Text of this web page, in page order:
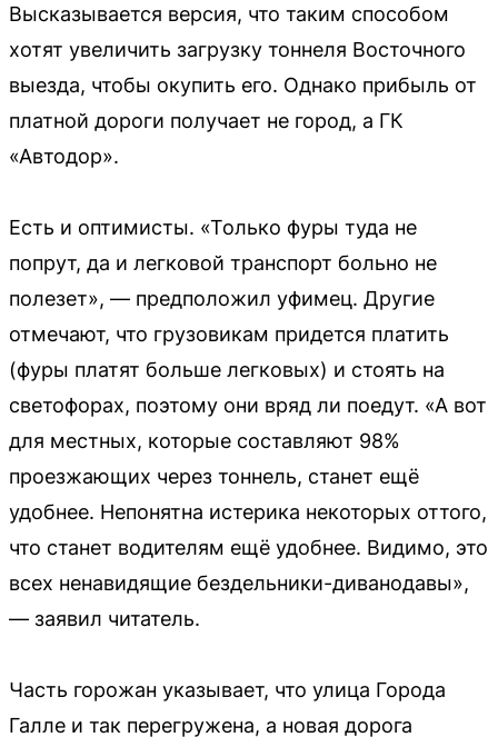
Высказывается версия, что таким способом
хотят увеличить загрузку тоннеля Восточного
выезда, чтобы окупить его. Однако прибыль от
платной дороги получает не город, а ГК
«Автодор».
Есть и оптимисты. «Только фуры туда не
попрут, да и легковой транспорт больно не
полезет», — предположил уфимец. Другие
отмечают, что грузовикам придется платить
(фуры платят больше легковых) и стоять на
светофорах, поэтому они вряд ли поедут. «А вот
для местных, которые составляют 98%
проезжающих через тоннель, станет ещё
удобнее. Непонятна истерика некоторых оттого,
что станет водителям ещё удобнее. Видимо, это
всех ненавидящие бездельники-диванодавы»,
— заявил читатель.
Часть горожан указывает, что улица Города
Галле и так перегружена, а новая дорога